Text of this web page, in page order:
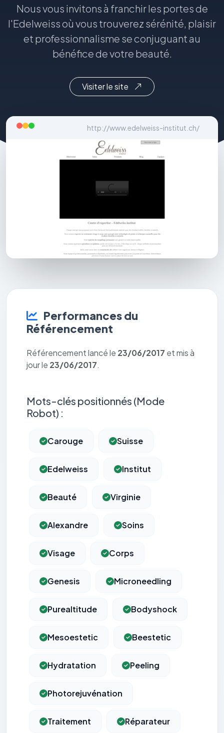
Nous vous invitons à franchir les portes de
l'Edelweiss où vous trouverez sérénité, plaisir
et professionnalisme se conjuguant au
bénéfice de votre beauté.
Visiter le site
http://www.edelweiss-institut.ch/
Performances du
Référencement
Référencement lancé le 23/06/2017 et mis à
jour le 23/06/2017.
Mots-clés positionnés (Mode
Robot) :
Carouge Suisse
Edelweiss Institut
Beauté Virginie
Alexandre Soins
Visage Corps
Genesis Microneedling
Purealtitude Bodyshock
Mesoestetic Beestetic
Hydratation Peeling
Photorejuvénation
Traitement Réparateur